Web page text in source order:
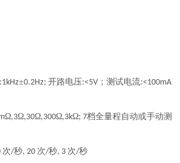
:1kHz±0.2Hz;开路电压:<5V ；测试电流:<100mA
Ω,3Ω,30Ω,300Ω,3kΩ; 7档全量程自动或手动测
次/秒, 20次/秒, 3次/秒